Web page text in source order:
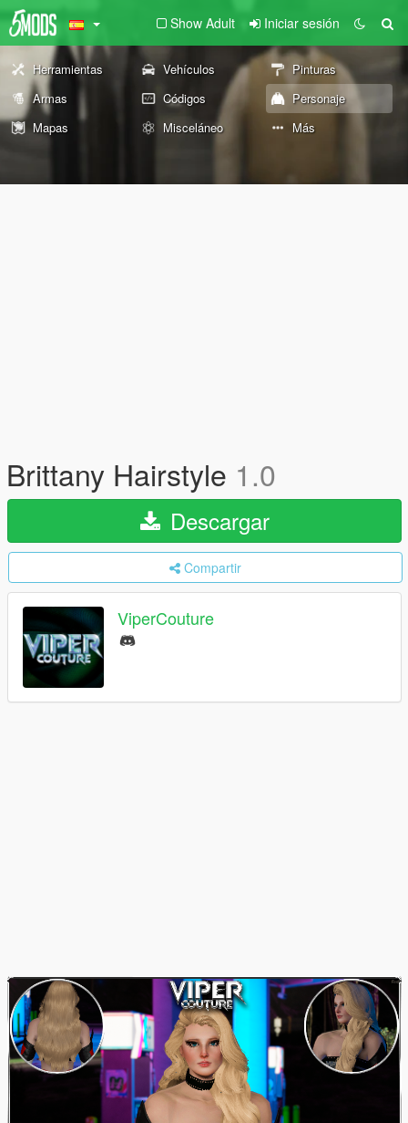
Show Adult Iniciar sesión
Herramientas Vehículos
Pinturas
Armas
Códigos
Personaje
Mapas
Misceláneo Más
Brittany Hairstyle 1.0
Descargar
Compartir
ViperCouture